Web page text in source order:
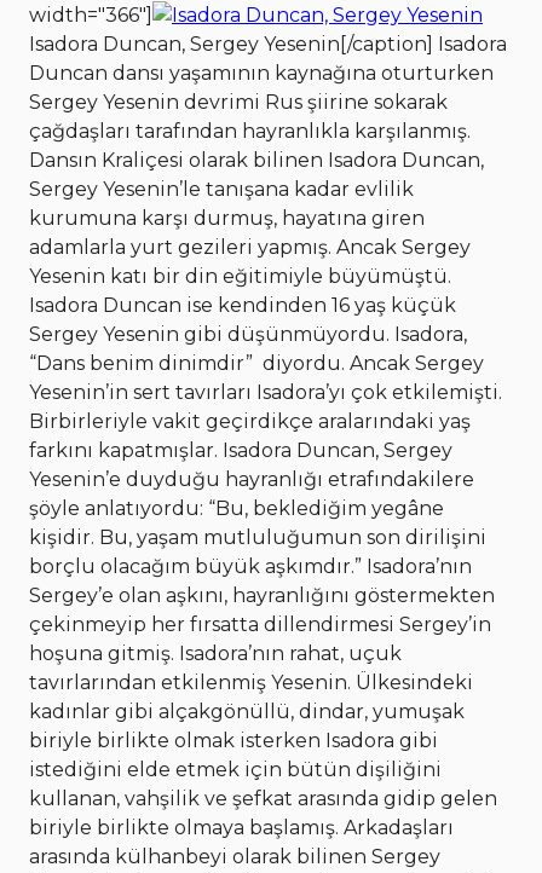
width="366"]
Isadora Duncan, Sergey Yesenin[/caption] Isadora
Duncan dansı yaşamının kaynağına oturturken
Sergey Yesenin devrimi Rus şiirine sokarak
çağdaşları tarafından hayranlıkla karşılanmış.
Dansın Kraliçesi olarak bilinen Isadora Duncan,
Sergey Yesenin’le tanışana kadar evlilik
kurumuna karşı durmuş, hayatına giren
adamlarla yurt gezileri yapmış. Ancak Sergey
Yesenin katı bir din eğitimiyle büyümüştü.
Isadora Duncan ise kendinden 16 yaş küçük
Sergey Yesenin gibi düşünmüyordu. Isadora,
“Dans benim dinimdir” diyordu. Ancak Sergey
Yesenin’in sert tavırları Isadora’yı çok etkilemişti.
Birbirleriyle vakit geçirdikçe aralarındaki yaş
farkını kapatmışlar. Isadora Duncan, Sergey
Yesenin’e duyduğu hayranlığı etrafındakilere
şöyle anlatıyordu: “Bu, beklediğim yegâne
kişidir. Bu, yaşam mutluluğumun son dirilişini
borçlu olacağım büyük aşkımdır.” Isadora’nın
Sergey’e olan aşkını, hayranlığını göstermekten
çekinmeyip her fırsatta dillendirmesi Sergey’in
hoşuna gitmiş. Isadora’nın rahat, uçuk
tavırlarından etkilenmiş Yesenin. Ülkesindeki
kadınlar gibi alçakgönüllü, dindar, yumuşak
biriyle birlikte olmak isterken Isadora gibi
istediğini elde etmek için bütün dişiliğini
kullanan, vahşilik ve şefkat arasında gidip gelen
biriyle birlikte olmaya başlamış. Arkadaşları
arasında külhanbeyi olarak bilinen Sergey